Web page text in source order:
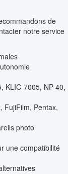
de
notre service
KLIC-7005, NP-40,
FujiFilm, Pentax,
photo
une compatibilité